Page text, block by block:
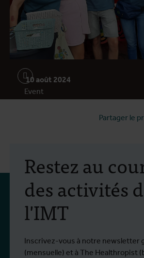
10 août 2024
Event
Montrez
pendant l'Antwerp
Partager le
Restez au
des activités
l'IMT
Inscrivez-vous à notre newsletter
(mensuelle) et à The Healthropist